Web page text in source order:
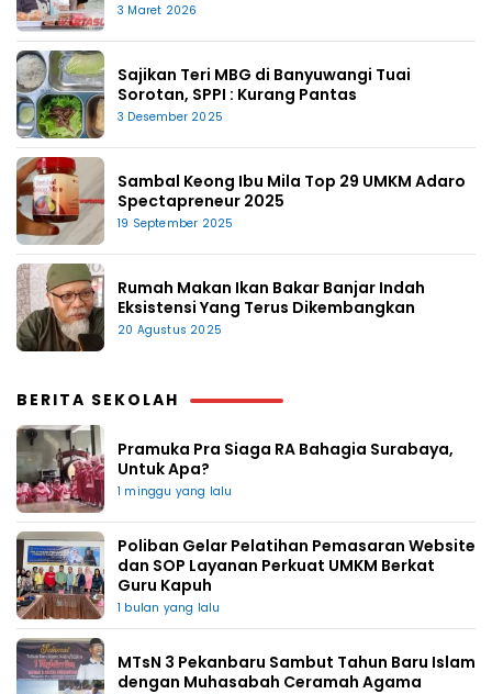
3 Maret 2026
Sajikan Teri MBG di Banyuwangi Tuai
Sorotan, SPPI : Kurang Pantas
3 Desember 2025
Sambal Keong Ibu Mila Top 29 UMKM Adaro
Spectapreneur 2025
19 September 2025
Rumah Makan Ikan Bakar Banjar Indah
Eksistensi Yang Terus Dikembangkan
20 Agustus 2025
BERITA SEKOLAH
Pramuka Pra Siaga RA Bahagia Surabaya,
Untuk Apa?
1 minggu yang lalu
Poliban Gelar Pelatihan Pemasaran Website
dan SOP Layanan Perkuat UMKM Berkat
Guru Kapuh
1 bulan yang lalu
MTsN 3 Pekanbaru Sambut Tahun Baru Islam
dengan Muhasabah Ceramah Agama